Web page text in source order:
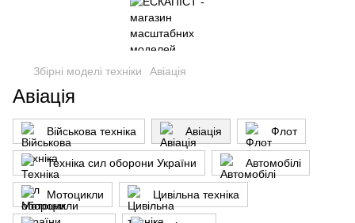
Збірні моделі техніки Авіація
Авіація
Військова техніка Авіація Флот
Техніка сил оборони України Автомобілі
Мотоцикли Цивільна техніка